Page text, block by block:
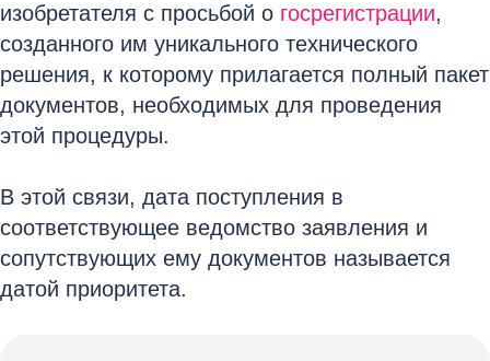
изобретателя с просьбой о госрегистрации,
созданного им уникального технического
решения, к которому прилагается полный пакет
документов, необходимых для проведения
этой процедуры.
В этой связи, дата поступления в
соответствующее ведомство заявления и
сопутствующих ему документов называется
датой приоритета.